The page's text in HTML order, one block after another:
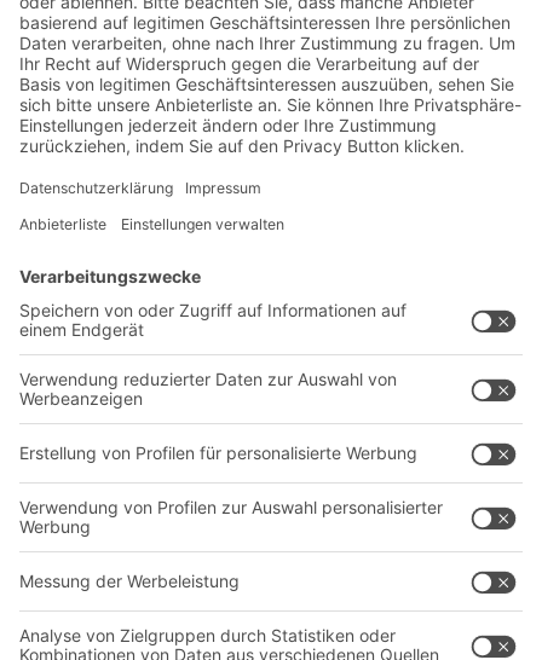
Lager- & Logistiknews
Exklusive Rabatte
Neuheiten
Newsletter abonnieren
Lösungen
Intralogistiklösungen
Regalsysteme
Transportsysteme
Dienstleistungen
Kontaktformular
Unternehmen
Über uns
Produktionsstandorte
Karriere
Follow us